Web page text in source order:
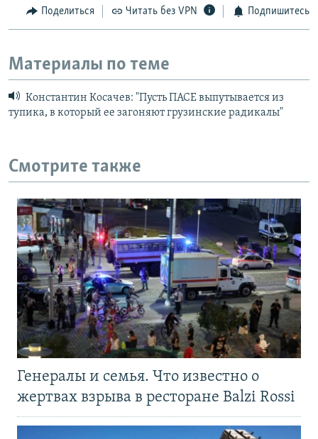
Поделиться Читать без VPN Подпишитесь
Материалы по теме
Константин Косачев: "Пусть ПАСЕ выпутывается из
тупика, в который ее загоняют грузинские радикалы"
Смотрите также
Генералы и семья. Что известно о
жертвах взрыва в ресторане Balzi Rossi